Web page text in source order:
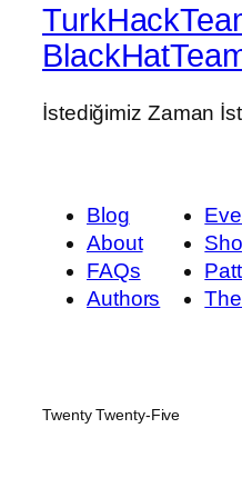
İstediğimiz Zaman
Blog
About
FAQs
Authors
Twenty Twenty-Five